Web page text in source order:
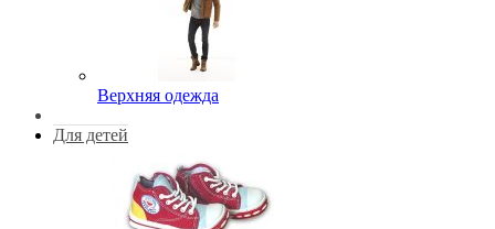
Верхняя одежда
Для детей